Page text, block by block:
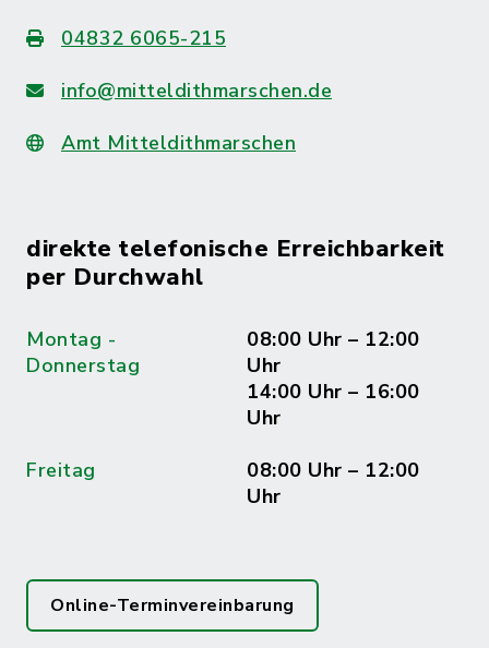
04832 6065-215
info@mitteldithmarschen.de
Amt Mitteldithmarschen
direkte telefonische Erreichbarkeit
per Durchwahl
Montag -
Donnerstag
08:00 Uhr – 12:00
Uhr
14:00 Uhr – 16:00
Uhr
Freitag
08:00 Uhr – 12:00
Uhr
Online-Terminvereinbarung